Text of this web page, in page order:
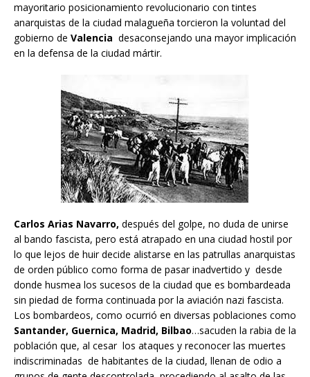
mayoritario posicionamiento revolucionario con tintes
anarquistas de la ciudad malagueña torcieron la voluntad del
gobierno de Valencia desaconsejando una mayor implicación
en la defensa de la ciudad mártir.
Carlos Arias Navarro, después del golpe, no duda de unirse
al bando fascista, pero está atrapado en una ciudad hostil por
lo que lejos de huir decide alistarse en las patrullas anarquistas
de orden público como forma de pasar inadvertido y desde
donde husmea los sucesos de la ciudad que es bombardeada
sin piedad de forma continuada por la aviación nazi fascista.
Los bombardeos, como ocurrió en diversas poblaciones como
Santander, Guernica, Madrid, Bilbao…sacuden la rabia de la
población que, al cesar los ataques y reconocer las muertes
indiscriminadas de habitantes de la ciudad, llenan de odio a